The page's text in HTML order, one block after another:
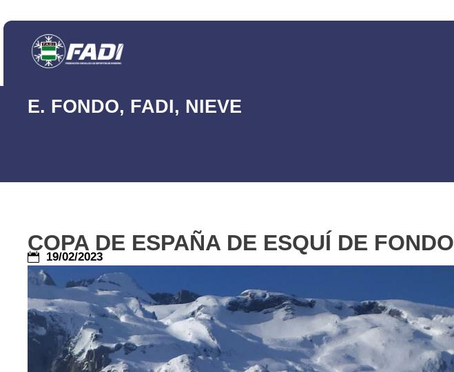
E. FONDO, FADI, NIEVE
COPA DE ESPAÑA DE ESQUÍ DE FONDO
19/02/2023